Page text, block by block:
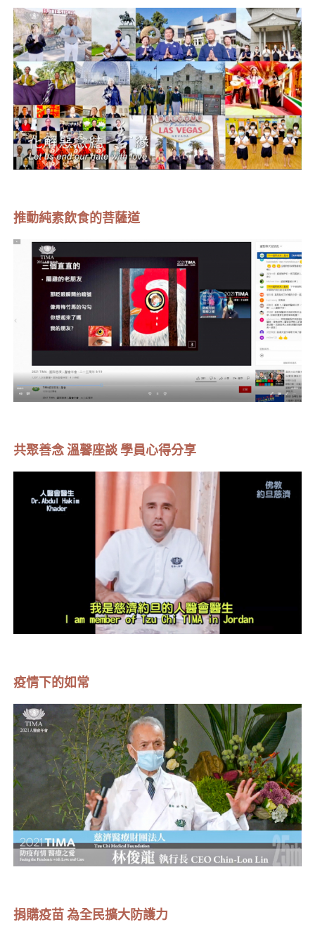
推動純素飲食的菩薩道
共聚善念 溫馨座談 學員心得分享
疫情下的如常
捐購疫苗 為全民擴大防護力